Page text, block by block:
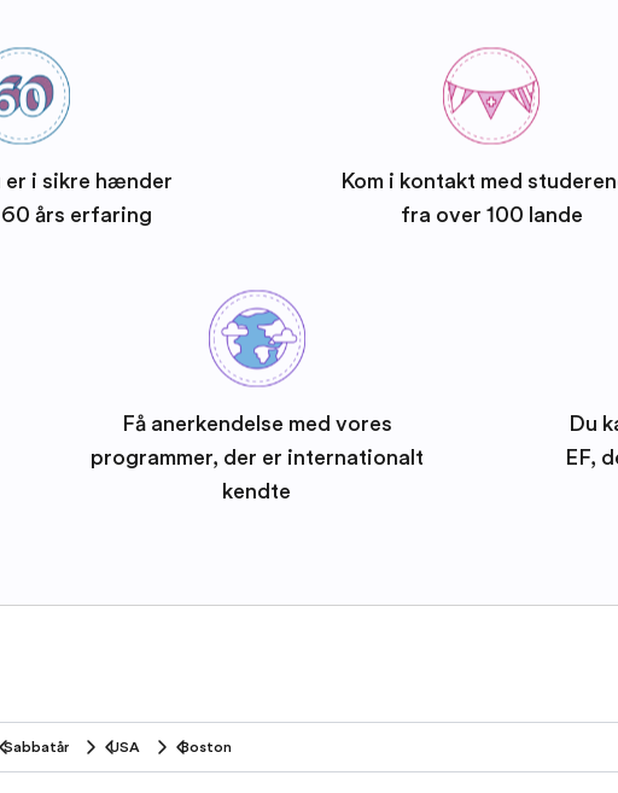
er i sikre hænder
års erfaring
Kom i kontakt med
fra over 100 lande
Få anerkendelse med vores
programmer, der er internationalt
kendte
Du
EF,
Sabbatår USA Boston